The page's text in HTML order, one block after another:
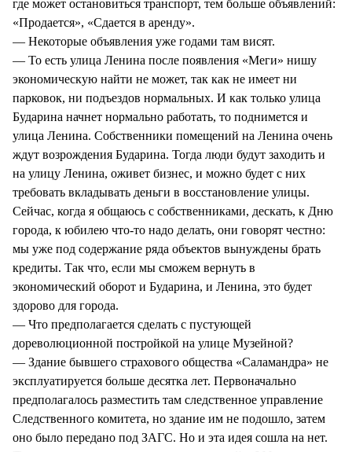
где может остановиться транспорт, тем больше объявлений:
«Продается», «Сдается в аренду».
— Некоторые объявления уже годами там висят.
— То есть улица Ленина после появления «Меги» нишу
экономическую найти не может, так как не имеет ни
парковок, ни подъездов нормальных. И как только улица
Бударина начнет нормально работать, то поднимется и
улица Ленина. Собственники помещений на Ленина очень
ждут возрождения Бударина. Тогда люди будут заходить и
на улицу Ленина, оживет бизнес, и можно будет с них
требовать вкладывать деньги в восстановление улицы.
Сейчас, когда я общаюсь с собственниками, дескать, к Дню
города, к юбилею что-то надо делать, они говорят честно:
мы уже под содержание ряда объектов вынуждены брать
кредиты. Так что, если мы сможем вернуть в
экономический оборот и Бударина, и Ленина, это будет
здорово для города.
— Что предполагается сделать с пустующей
дореволюционной постройкой на улице Музейной?
— Здание бывшего страхового общества «Саламандра» не
эксплуатируется больше десятка лет. Первоначально
предполагалось разместить там следственное управление
Следственного комитета, но здание им не подошло, затем
оно было передано под ЗАГС. Но и эта идея сошла на нет.